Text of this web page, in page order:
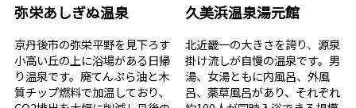
弥栄あしぎぬ温泉
京丹後市の弥栄平野を見下ろす
小高い丘の上に浴場がある日帰
り温泉です。廃てんぷら油と木
質チップ燃料で加温しており、
久美浜温泉湯元館
北近畿一の大きさを誇り、源泉
掛け流しが自慢の温泉です。男
湯、女湯ともに内風呂、外風
呂、薬草風呂があり、それぞれ